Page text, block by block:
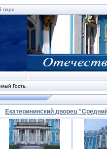
парк
Гость.
Екатерининский дворец